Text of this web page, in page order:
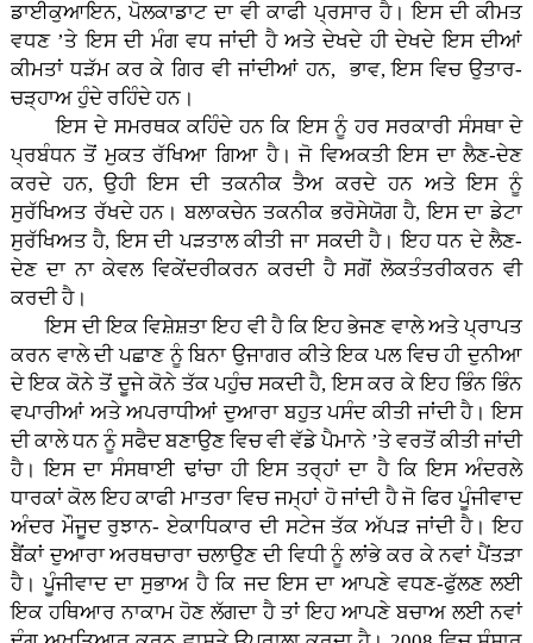
ਡਾਈਕੁਆਇਨ, ਪੋਲਕਾਡਾਟ ਦਾ ਵੀ ਕਾਫੀ ਪ੍ਰਸਾਰ ਹੈ। ਇਸ ਦੀ ਕੀਮਤ
ਵਧਣ ’ਤੇ ਇਸ ਦੀ ਮੰਗ ਵਧ ਜਾਂਦੀ ਹੈ ਅਤੇ ਦੇਖਦੇ ਹੀ ਦੇਖਦੇ ਇਸ ਦੀਆਂ
ਕੀਮਤਾਂ ਧੜੱਮ ਕਰ ਕੇ ਗਿਰ ਵੀ ਜਾਂਦੀਆਂ ਹਨ, ਭਾਵ, ਇਸ ਵਿਚ ਉਤਾਰ-
ਚੜ੍ਹਾਅ ਹੁੰਦੇ ਰਹਿੰਦੇ ਹਨ।
ਇਸ ਦੇ ਸਮਰਥਕ ਕਹਿੰਦੇ ਹਨ ਕਿ ਇਸ ਨੂੰ ਹਰ ਸਰਕਾਰੀ ਸੰਸਥਾ ਦੇ
ਪ੍ਰਬੰਧਨ ਤੋਂ ਮੁਕਤ ਰੱਖਿਆ ਗਿਆ ਹੈ। ਜੋ ਵਿਅਕਤੀ ਇਸ ਦਾ ਲੈਣ-ਦੇਣ
ਕਰਦੇ ਹਨ, ਉਹੀ ਇਸ ਦੀ ਤਕਨੀਕ ਤੈਅ ਕਰਦੇ ਹਨ ਅਤੇ ਇਸ ਨੂੰ
ਸੁਰੱਖਿਅਤ ਰੱਖਦੇ ਹਨ। ਬਲਾਕਚੇਨ ਤਕਨੀਕ ਭਰੋਸੇਯੋਗ ਹੈ, ਇਸ ਦਾ ਡੇਟਾ
ਸੁਰੱਖਿਅਤ ਹੈ, ਇਸ ਦੀ ਪੜਤਾਲ ਕੀਤੀ ਜਾ ਸਕਦੀ ਹੈ। ਇਹ ਧਨ ਦੇ ਲੈਣ-
ਦੇਣ ਦਾ ਨਾ ਕੇਵਲ ਵਿਕੇਂਦਰੀਕਰਨ ਕਰਦੀ ਹੈ ਸਗੋਂ ਲੋਕਤੰਤਰੀਕਰਨ ਵੀ
ਕਰਦੀ ਹੈ।
ਇਸ ਦੀ ਇਕ ਵਿਸ਼ੇਸ਼ਤਾ ਇਹ ਵੀ ਹੈ ਕਿ ਇਹ ਭੇਜਣ ਵਾਲੇ ਅਤੇ ਪ੍ਰਾਪਤ
ਕਰਨ ਵਾਲੇ ਦੀ ਪਛਾਣ ਨੂੰ ਬਿਨਾ ਉਜਾਗਰ ਕੀਤੇ ਇਕ ਪਲ ਵਿਚ ਹੀ ਦੁਨੀਆ
ਦੇ ਇਕ ਕੋਨੇ ਤੋਂ ਦੂਜੇ ਕੋਨੇ ਤੱਕ ਪਹੁੰਚ ਸਕਦੀ ਹੈ, ਇਸ ਕਰ ਕੇ ਇਹ ਭਿੰਨ ਭਿੰਨ
ਵਪਾਰੀਆਂ ਅਤੇ ਅਪਰਾਧੀਆਂ ਦੁਆਰਾ ਬਹੁਤ ਪਸੰਦ ਕੀਤੀ ਜਾਂਦੀ ਹੈ। ਇਸ
ਦੀ ਕਾਲੇ ਧਨ ਨੂੰ ਸਫੈਦ ਬਣਾਉਣ ਵਿਚ ਵੀ ਵੱਡੇ ਪੈਮਾਨੇ ’ਤੇ ਵਰਤੋਂ ਕੀਤੀ ਜਾਂਦੀ
ਹੈ। ਇਸ ਦਾ ਸੰਸਥਾਈ ਢਾਂਚਾ ਹੀ ਇਸ ਤਰ੍ਹਾਂ ਦਾ ਹੈ ਕਿ ਇਸ ਅੰਦਰਲੇ
ਧਾਰਕਾਂ ਕੋਲ ਇਹ ਕਾਫੀ ਮਾਤਰਾ ਵਿਚ ਜਮ੍ਹਾਂ ਹੋ ਜਾਂਦੀ ਹੈ ਜੋ ਫਿਰ ਪੂੰਜੀਵਾਦ
ਅੰਦਰ ਮੌਜੂਦ ਰੁਝਾਨ- ਏਕਾਧਿਕਾਰ ਦੀ ਸਟੇਜ ਤੱਕ ਅੱਪੜ ਜਾਂਦੀ ਹੈ। ਇਹ
ਬੈਂਕਾਂ ਦੁਆਰਾ ਅਰਥਚਾਰਾ ਚਲਾਉਣ ਦੀ ਵਿਧੀ ਨੂੰ ਲਾਂਭੇ ਕਰ ਕੇ ਨਵਾਂ ਪੈਂਤੜਾ
ਹੈ। ਪੂੰਜੀਵਾਦ ਦਾ ਸੁਭਾਅ ਹੈ ਕਿ ਜਦ ਇਸ ਦਾ ਆਪਣੇ ਵਧਣ-ਫੁੱਲਣ ਲਈ
ਇਕ ਹਥਿਆਰ ਨਾਕਾਮ ਹੋਣ ਲੱਗਦਾ ਹੈ ਤਾਂ ਇਹ ਆਪਣੇ ਬਚਾਅ ਲਈ ਨਵਾਂ